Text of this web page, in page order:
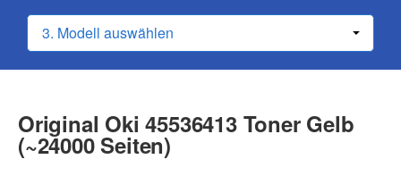
Original Oki 45536413 Toner Gelb
(~24000 Seiten)